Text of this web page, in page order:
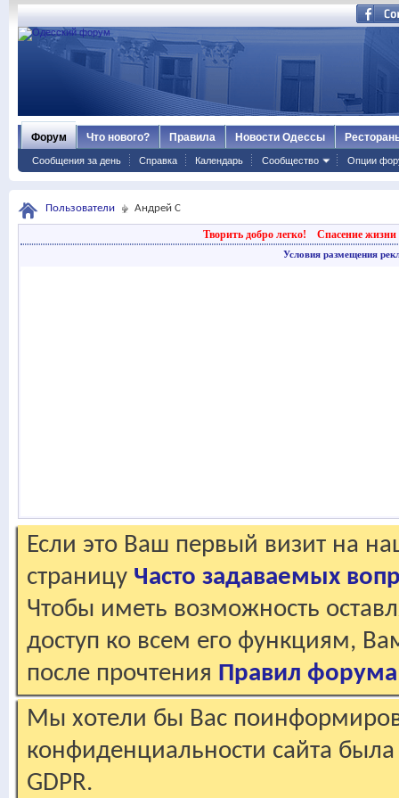
Форум
Сообщения за день Справка Календарь Сообщество Опции
Что нового? Правила Новости Одессы
Пользователи Андрей С
Творить добро легко! Спасение жизни
Условия размещения
Если это Ваш первый визит на
страницу Часто задаваемых
Чтобы иметь возможность
доступ ко всем его функциям,
после прочтения Правил форума
Мы хотели бы Вас
конфиденциальности сайта
GDPR.